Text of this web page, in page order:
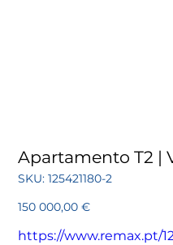
Apartamento T2 |
SKU: SKU
125421180-
125421180-2
Preço
150 000,00 €
https://www.remax.pt/